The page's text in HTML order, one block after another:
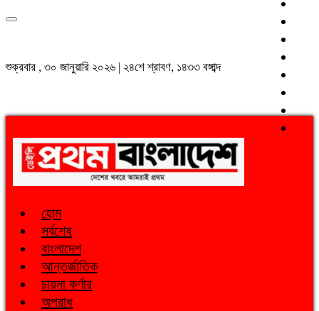
শুক্রবার , ৩০ জানুয়ারি ২০২৬ | ২৪শে শ্রাবণ, ১৪৩৩ বঙ্গাব্দ
হোম
সর্বশেষ
বাংলাদেশ
আন্তর্জাতিক
চায়না কর্ণার
অপরাধ